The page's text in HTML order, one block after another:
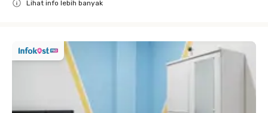
Lihat info lebih banyak